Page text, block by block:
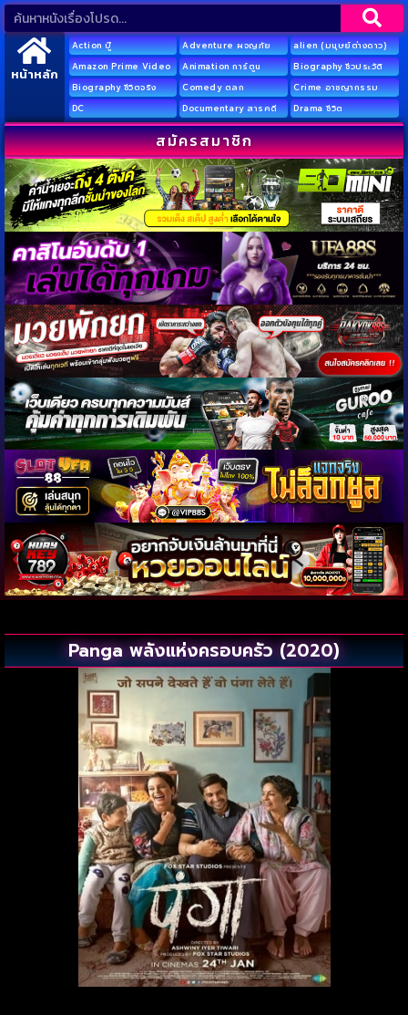
หน้าหลัก
Action บู๊ Adventure ผจญภัย
alien (มนุษย์ต่างดาว)
Amazon Prime Video
Animation การ์ตูน
Biography ชีวประวัติ
Biography ชีวิตจริง
Comedy ตลก
Crime อาชญากรรม
DC
Documentary สารคดี Drama ชีวิต
สมัครสมาชิก
Panga พลังแห่งครอบครัว (2020)